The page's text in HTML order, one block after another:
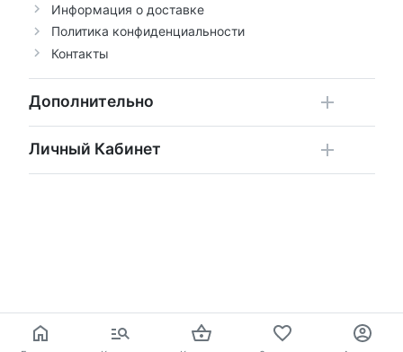
Информация о доставке
Политика конфиденциальности
Контакты
Дополнительно
Личный Кабинет